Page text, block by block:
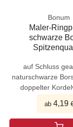
Bonum
Maler-
schwarze
auf Schluss
naturschwarze
doppelter
ab 4,19